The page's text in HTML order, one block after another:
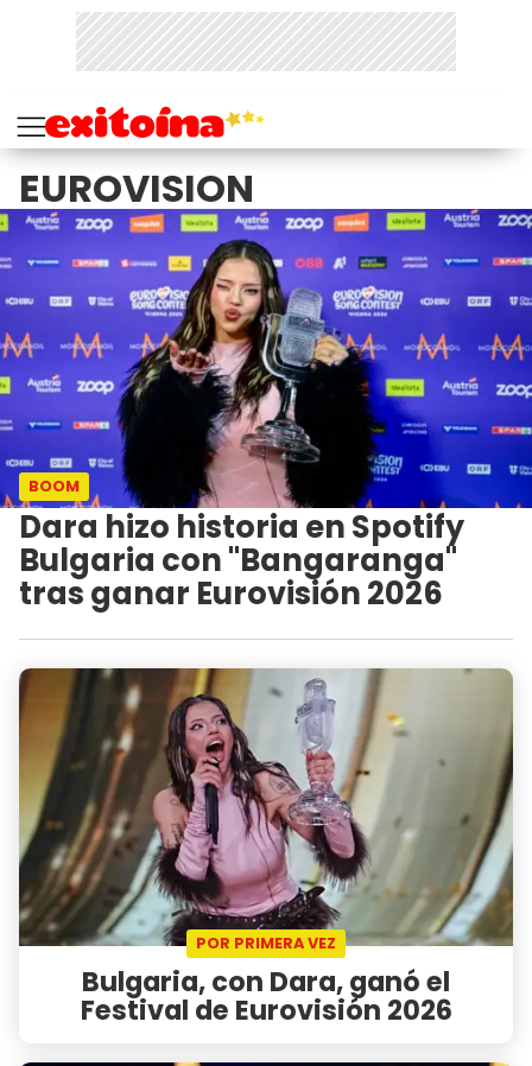
EUROVISION
BOOM
Dara hizo historia en Spotify
Bulgaria con "Bangaranga"
tras ganar Eurovisión 2026
POR PRIMERA VEZ
Bulgaria, con Dara, ganó el
Festival de Eurovisión 2026